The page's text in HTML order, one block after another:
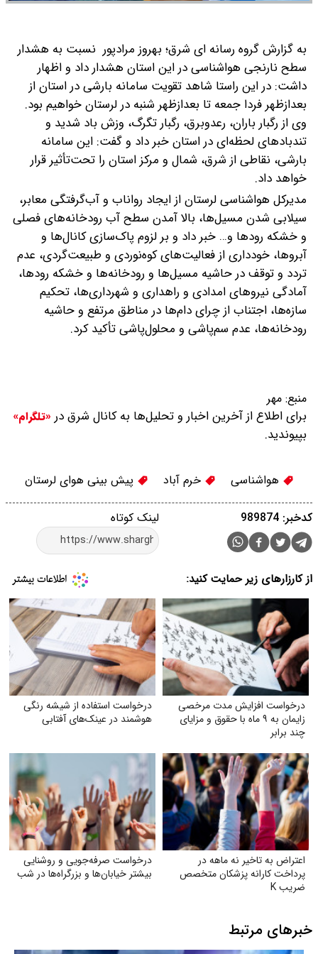
به گزارش گروه رسانه ای شرق؛ بهروز مرادپور نسبت به هشدار
سطح نارنجی هواشناسی در این استان هشدار داد و اظهار
داشت: در این راستا شاهد تقویت سامانه بارشی در استان از
بعدازظهر فردا جمعه تا بعدازظهر شنبه در لرستان خواهیم بود.
وی از رگبار باران، رعدوبرق، رگبار تگرگ، وزش باد شدید و
تندبادهای لحظه‌ای در استان خبر داد و گفت: این سامانه
بارشی، نقاطی از شرق، شمال و مرکز استان را تحت‌تأثیر قرار
خواهد داد.
مدیرکل هواشناسی لرستان از ایجاد رواناب و آب‌گرفتگی معابر،
سیلابی شدن مسیل‌ها، بالا آمدن سطح آب رودخانه‌های فصلی
و خشکه رودها و… خبر داد و بر لزوم پاک‌سازی کانال‌ها و
آبروها، خودداری از فعالیت‌های کوه‌نوردی و طبیعت‌گردی، عدم
تردد و توقف در حاشیه مسیل‌ها و رودخانه‌ها و خشکه رودها،
آمادگی نیروهای امدادی و راهداری و شهرداری‌ها، تحکیم
سازه‌ها، اجتناب از چرای دام‌ها در مناطق مرتفع و حاشیه
رودخانه‌ها، عدم سم‌پاشی و محلول‌پاشی تأکید کرد.
منبع: مهر
برای اطلاع از آخرین اخبار و تحلیل‌ها به کانال شرق در «تلگرام»
بپیوندید.
هواشناسی خرم آباد پیش بینی هوای لرستان
لینک کوتاه کدخبر: 989874
از کارزارهای زیر حمایت کنید:
درخواست افزایش مدت مرخصی
زایمان به ۹ ماه با حقوق و مزایای
چند برابر
درخواست استفاده از شیشه رنگی
هوشمند در عینک‌های آفتابی
اعتراض به تاخیر نه ماهه در
پرداخت کارانه پزشکان متخصص
ضریب K
درخواست صرفه‌جویی و روشنایی
بیشتر خیابان‌ها و بزرگراه‌ها در شب
خبرهای مرتبط